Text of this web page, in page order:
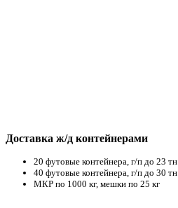
Доставка ж/д контейнерами
20 футовые контейнера, г/п до 23 тн
40 футовые контейнера, г/п до 30 тн
МКР по 1000 кг, мешки по 25 кг